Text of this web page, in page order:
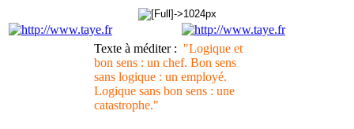
Texte à méditer : "Logique et
bon sens : un chef. Bon sens
sans logique : un employé.
Logique sans bon sens : une
catastrophe."